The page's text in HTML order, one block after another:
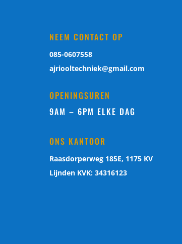
NEEM CONTACT OP
085-0607558
ajriooltechniek@gmail.com
OPENINGSUREN
9AM – 6PM ELKE DAG
ONS KANTOOR
Raasdorperweg 185E, 1175 KV
Lijnden KVK: 34316123